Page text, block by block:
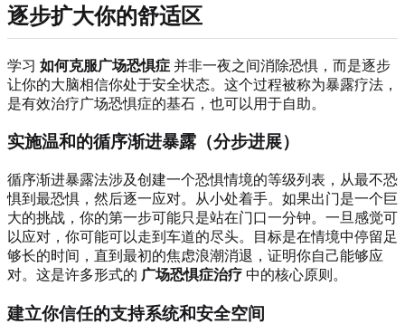
逐步扩大你的舒适区
学习 如何克服广场恐惧症 并非一夜之间消除恐惧，而是逐步
让你的大脑相信你处于安全状态。这个过程被称为暴露疗法，
是有效治疗广场恐惧症的基石，也可以用于自助。
实施温和的循序渐进暴露（分步进展）
循序渐进暴露法涉及创建一个恐惧情境的等级列表，从最不恐
惧到最恐惧，然后逐一应对。从小处着手。如果出门是一个巨
大的挑战，你的第一步可能只是站在门口一分钟。一旦感觉可
以应对，你可能可以走到车道的尽头。目标是在情境中停留足
够长的时间，直到最初的焦虑浪潮消退，证明你自己能够应
对。这是许多形式的 广场恐惧症治疗 中的核心原则。
建立你信任的支持系统和安全空间